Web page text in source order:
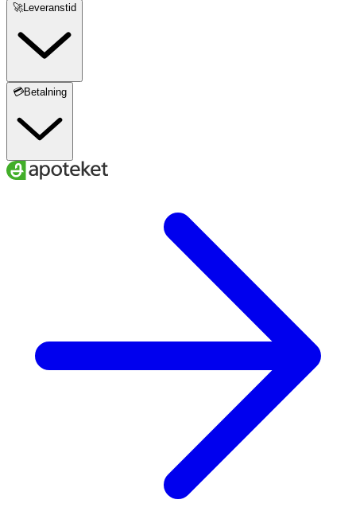
🚀Leveranstid
💳Betalning